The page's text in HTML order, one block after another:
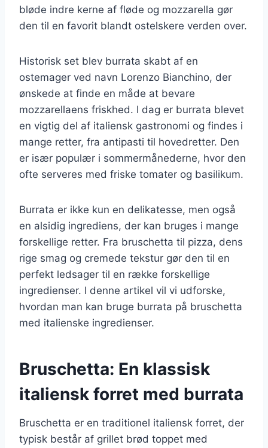
bløde indre kerne af fløde og mozzarella gør
den til en favorit blandt ostelskere verden over.
Historisk set blev burrata skabt af en
ostemager ved navn Lorenzo Bianchino, der
ønskede at finde en måde at bevare
mozzarellaens friskhed. I dag er burrata blevet
en vigtig del af italiensk gastronomi og findes i
mange retter, fra antipasti til hovedretter. Den
er især populær i sommermånederne, hvor den
ofte serveres med friske tomater og basilikum.
Burrata er ikke kun en delikatesse, men også
en alsidig ingrediens, der kan bruges i mange
forskellige retter. Fra bruschetta til pizza, dens
rige smag og cremede tekstur gør den til en
perfekt ledsager til en række forskellige
ingredienser. I denne artikel vil vi udforske,
hvordan man kan bruge burrata på bruschetta
med italienske ingredienser.
Bruschetta: En klassisk
italiensk forret med burrata
Bruschetta er en traditionel italiensk forret, der
typisk består af grillet brød toppet med